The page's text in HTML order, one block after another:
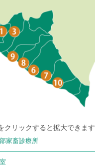
家畜診療所
クリックすると拡大できます